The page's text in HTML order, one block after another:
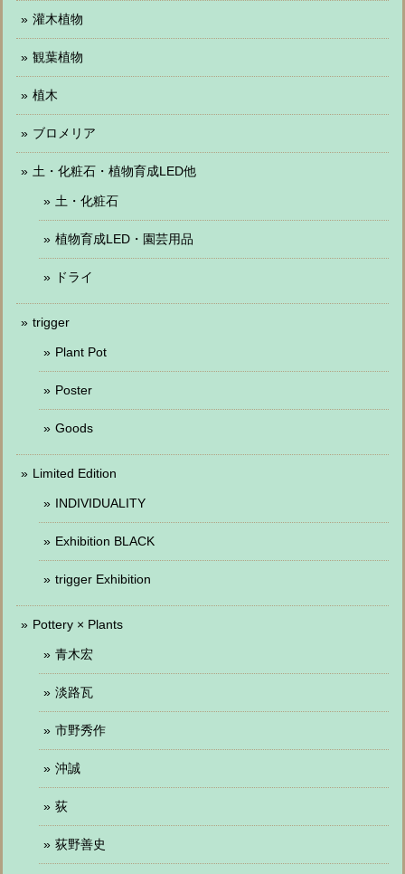
灌木植物
観葉植物
植木
ブロメリア
土・化粧石・植物育成LED他
土・化粧石
植物育成LED・園芸用品
ドライ
trigger
Plant Pot
Poster
Goods
Limited Edition
INDIVIDUALITY
Exhibition BLACK
trigger Exhibition
Pottery × Plants
青木宏
淡路瓦
市野秀作
沖誠
荻
荻野善史